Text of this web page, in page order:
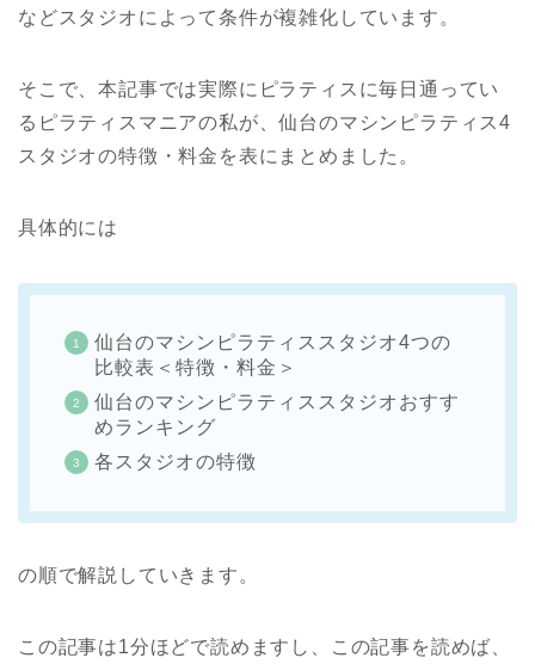
などスタジオによって条件が複雑化しています。
そこで、本記事では実際にピラティスに毎日通ってい
るピラティスマニアの私が、仙台のマシンピラティス4
スタジオの特徴・料金を表にまとめました。
具体的には
仙台のマシンピラティススタジオ4つの
比較表＜特徴・料金＞
仙台のマシンピラティススタジオおすす
めランキング
各スタジオの特徴
の順で解説していきます。
この記事は1分ほどで読めますし、この記事を読めば、